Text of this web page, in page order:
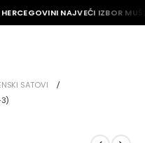
NAJVEĆI IZBOR
SATOVI